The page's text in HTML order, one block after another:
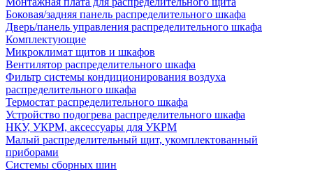
Боковая/задняя панель распределительного шкафа
Дверь/панель управления распределительного шкафа
Комплектующие
Микроклимат щитов и шкафов
Вентилятор распределительного шкафа
Фильтр системы кондиционирования воздуха
распределительного шкафа
Термостат распределительного шкафа
Устройство подогрева распределительного шкафа
НКУ, УКРМ, аксессуары для УКРМ
Малый распределительный щит, укомплектованный
приборами
Системы сборных шин